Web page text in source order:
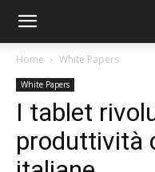
Home White Papers
White Papers
I tablet
produttività